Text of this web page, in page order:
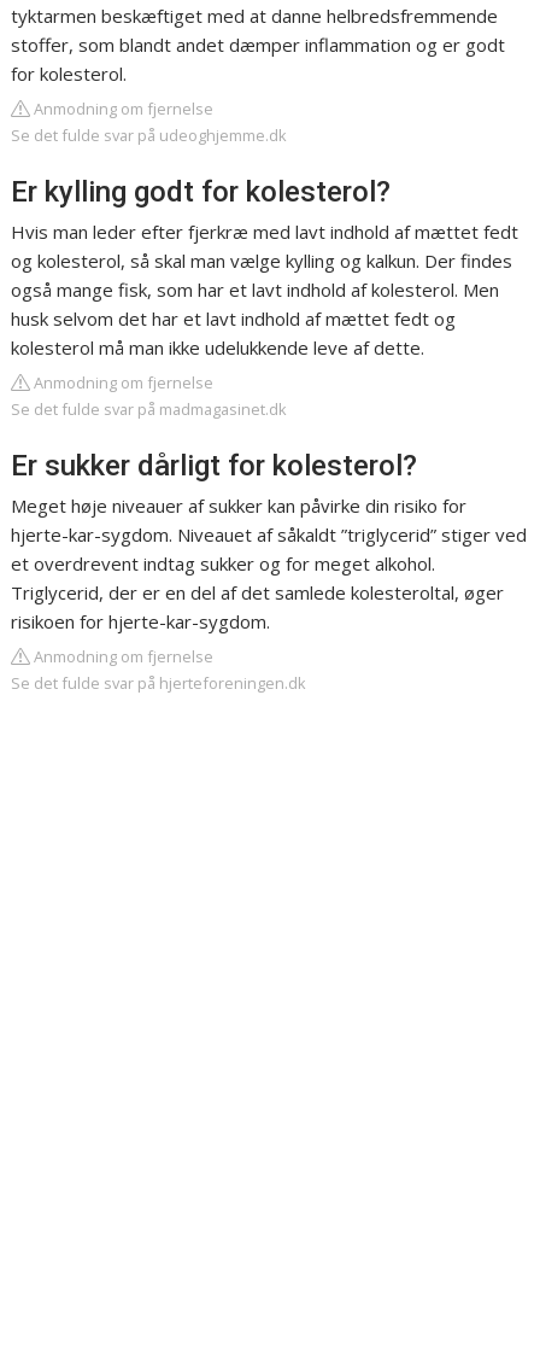
tyktarmen beskæftiget med at danne helbredsfremmende
stoffer, som blandt andet dæmper inflammation og er godt
for kolesterol.
Anmodning om fjernelse
Se det fulde svar på udeoghjemme.dk
Er kylling godt for kolesterol?
Hvis man leder efter fjerkræ med lavt indhold af mættet fedt
og kolesterol, så skal man vælge kylling og kalkun. Der findes
også mange fisk, som har et lavt indhold af kolesterol. Men
husk selvom det har et lavt indhold af mættet fedt og
kolesterol må man ikke udelukkende leve af dette.
Anmodning om fjernelse
Se det fulde svar på madmagasinet.dk
Er sukker dårligt for kolesterol?
Meget høje niveauer af sukker kan påvirke din risiko for
hjerte-kar-sygdom. Niveauet af såkaldt ”triglycerid” stiger ved
et overdrevent indtag sukker og for meget alkohol.
Triglycerid, der er en del af det samlede kolesteroltal, øger
risikoen for hjerte-kar-sygdom.
Anmodning om fjernelse
Se det fulde svar på hjerteforeningen.dk